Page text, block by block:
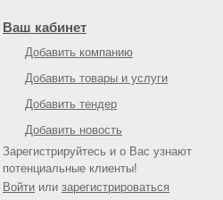
Ваш кабинет
Добавить компанию
Добавить товары и услуги
Добавить тендер
Добавить новость
Зарегистрируйтесь и о Вас узнают
потенциальные клиенты!
Войти или зарегистрироваться